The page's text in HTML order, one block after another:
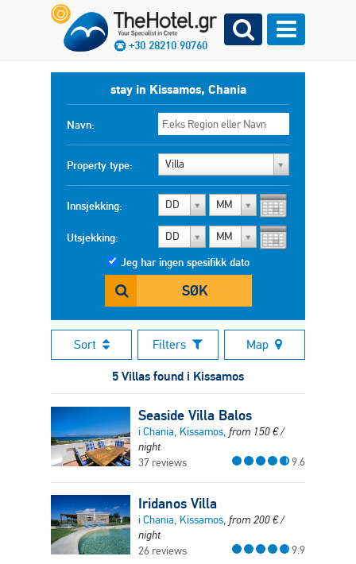
+30 28210 90760
stay in Kissamos, Chania
Navn:
Property type: Villa
Innsjekking: DD MM
Utsjekking: DD MM
Jeg har ingen spesifikk dato
SØK
Sort Filters Map
5 Villas found i Kissamos
Seaside Villa Balos
i Chania, Kissamos, from 150€/
night
37 reviews
9.6
Iridanos Villa
i Chania, Kissamos, from 200€/
night
26 reviews
9.9